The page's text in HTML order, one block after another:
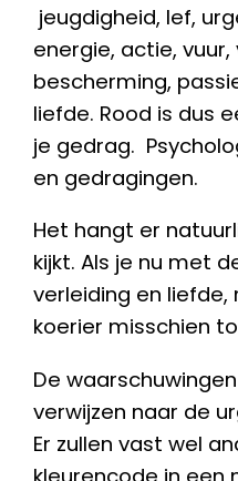
jeugdigheid, lef,
energie, actie,
bescherming,
liefde. Rood is dus
je gedrag.
en gedragingen.
Het hangt er
kijkt. Als je nu met
verleiding en liefde,
koerier misschien
De
verwijzen naar de
Er zullen vast wel
kleurencode in een